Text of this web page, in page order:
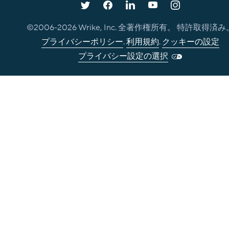
©2006-2026Wrike, Inc. 全著作権所有。 特許取得済み
プライバシーポリシー.利用規約. クッキーの設定
プライバシー設定の選択